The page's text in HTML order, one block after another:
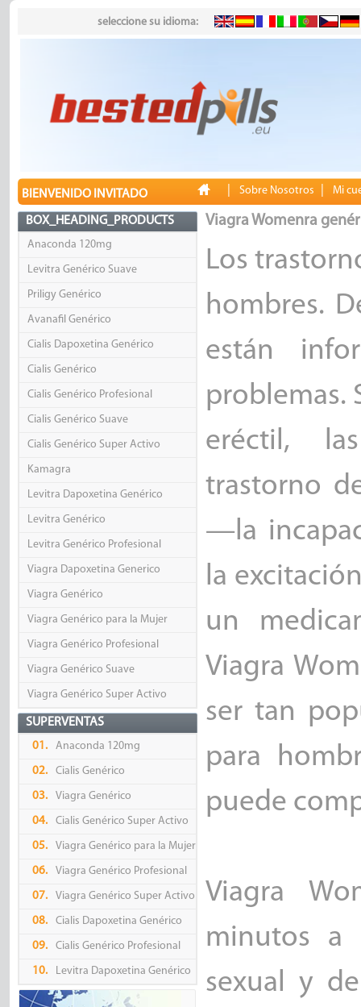
seleccione su idioma:
BIENVENIDO INVITADO Sobre Nosotros Mi
BOX_HEADING_PRODUCTS
Anaconda 120mg
Levitra Genérico Suave
Priligy Genérico
Avanafil Genérico
Cialis Dapoxetina Genérico
Cialis Genérico
Cialis Genérico Profesional
Cialis Genérico Suave
Cialis Genérico Super Activo
Kamagra
Levitra Dapoxetina Genérico
Levitra Genérico
Levitra Genérico Profesional
Viagra Dapoxetina Generico
Viagra Genérico
Viagra Genérico para la Mujer
Viagra Genérico Profesional
Viagra Genérico Suave
Viagra Genérico Super Activo
SUPERVENTAS
01. Anaconda 120mg
02. Cialis Genérico
03. Viagra Genérico
04. Cialis Genérico Super Activo
05. Viagra Genérico para la Mujer
06. Viagra Genérico Profesional
07. Viagra Genérico Super Activo
08. Cialis Dapoxetina Genérico
09. Cialis Genérico Profesional
10. Levitra Dapoxetina Genérico
Viagra Womenra
Los
hombres.
están
problemas.
eréctil,
trastorno
—la
la
un
Viagra
ser tan
para
puede
Viagra
minutos a
sexual y